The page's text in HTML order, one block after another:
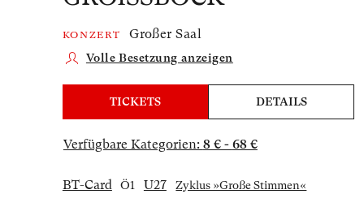
KONZERT Großer Saal
Volle Besetzung anzeigen
TICKETS DETAILS
Verfügbare Kategorien: 8 € - 68 €
BT-Card Ö1 U27 Zyklus »Große Stimmen«